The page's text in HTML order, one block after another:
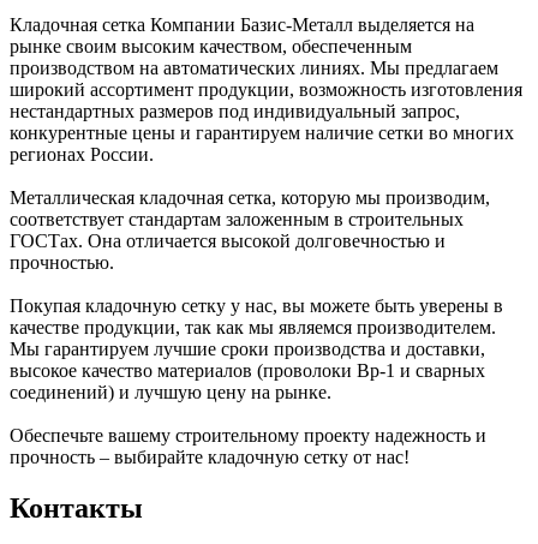
Кладочная сетка Компании Базис-Металл выделяется на
рынке своим высоким качеством, обеспеченным
производством на автоматических линиях. Мы предлагаем
широкий ассортимент продукции, возможность изготовления
нестандартных размеров под индивидуальный запрос,
конкурентные цены и гарантируем наличие сетки во многих
регионах России.
Металлическая кладочная сетка, которую мы производим,
соответствует стандартам заложенным в строительных
ГОСТах. Она отличается высокой долговечностью и
прочностью.
Покупая кладочную сетку у нас, вы можете быть уверены в
качестве продукции, так как мы являемся производителем.
Мы гарантируем лучшие сроки производства и доставки,
высокое качество материалов (проволоки Вр-1 и сварных
соединений) и лучшую цену на рынке.
Обеспечьте вашему строительному проекту надежность и
прочность – выбирайте кладочную сетку от нас!
Контакты